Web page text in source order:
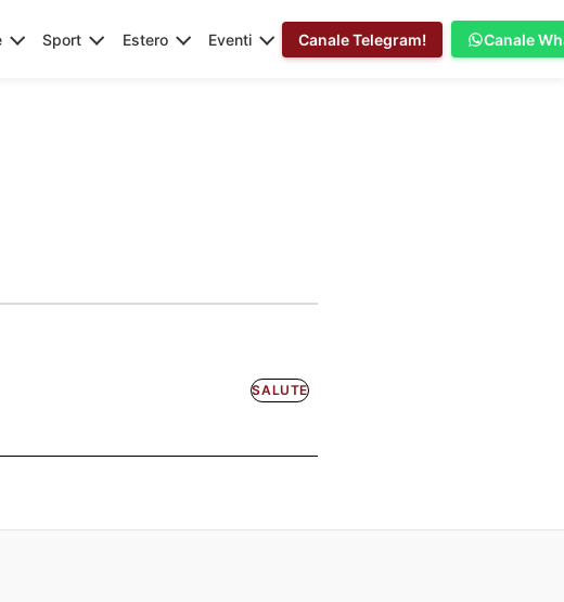
Sport Estero Eventi Canale Telegram! Canale
SALUTE